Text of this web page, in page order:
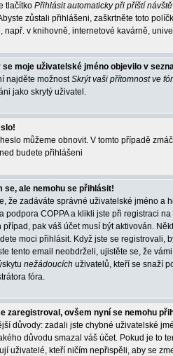
tlačítko Přihlásit automaticky při příští
zůstali přihlášeni, zaškrtněte toto
např. v knihovně, internetové kavárně,
se moje uživatelské jméno objevilo v
najděte možnostSkrýt vaši přítomnost ve
jako skrytý uživatel.
můžeme obnovit. V tomto případě
budete přihlášeni
se, ale nemohu se přihlásit!
že zadáváte správné uživatelské jméno
podpora COPPA a klikli jste při registraci
případ, pak váš účet musí být aktivován.
moci přihlásit. Když jste se registrovali,
tento email neobdrželi, ujistěte se, že
nežádoucích uživatelů, kteří se snaží
fóra.
zaregistroval, ovšem nyní se nemohu
důvody: zadali jste chybné uživatelské
důvodu smazal váš účet. Pokud je to
uživatelé, kteří ničím nepřispěli, aby se